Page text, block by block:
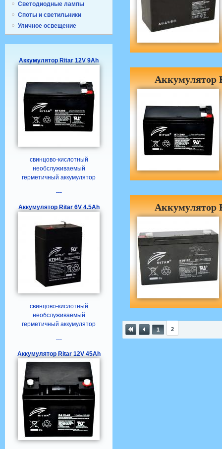
Светодиодные лампы
Споты и светильники
Уличное освещение
Аккумулятор Ritar 12V 9Ah
свинцово-кислотный
необслуживаемый
герметичный аккумулятор
---
Аккумулятор Ritar 6V 4.5Ah
свинцово-кислотный
необслуживаемый
герметичный аккумулятор
---
Аккумулятор Ritar 12V 45Ah
Аккумулятор
Аккумулятор
1 2